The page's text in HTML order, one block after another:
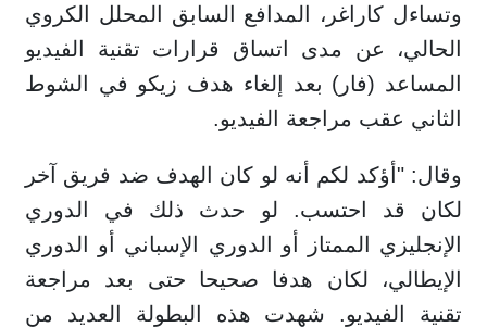
وتساءل كاراغر، المدافع السابق المحلل الكروي
الحالي، عن مدى اتساق قرارات تقنية الفيديو
المساعد (فار) بعد إلغاء هدف زيكو في الشوط
الثاني عقب مراجعة الفيديو.
وقال: "أؤكد لكم أنه لو كان الهدف ضد فريق آخر
لكان قد احتسب. لو حدث ذلك في الدوري
الإنجليزي الممتاز أو الدوري الإسباني أو الدوري
الإيطالي، لكان هدفا صحيحا حتى بعد مراجعة
تقنية الفيديو. شهدت هذه البطولة العديد من